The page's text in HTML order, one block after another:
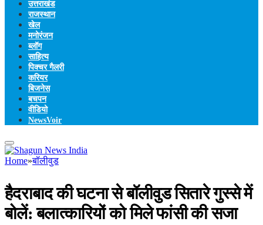
उत्तराखंड
राजस्थान
खेल
मनोरंजन
ब्लॉग
साहित्य
पिक्चर गैलरी
करियर
बिजनेस
बचपन
वीडियो
NewsVoir
Home»बॉलीवुड
हैदराबाद की घटना से बॉलीवुड सितारे गुस्से में
बोलें: बलात्कारियों को मिले फांसी की सजा